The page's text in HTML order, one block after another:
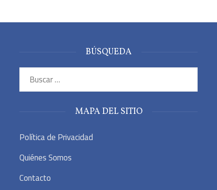
BÚSQUEDA
Buscar:
MAPA DEL SITIO
Política de Privacidad
Quiénes Somos
Contacto